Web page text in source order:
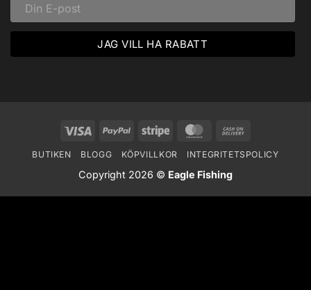
Visa PayPal Stripe MasterCard
Delivery
BUTIKEN BLOGG KÖPVILLKOR INTEGRITETSPOLICY
Copyright 2026 © Eagle Fishing